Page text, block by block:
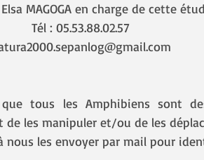
Elsa MAGOGA en charge de cette
Tél : 05.53.88.02.57
tous les Amphibiens sont
les manipuler et/ou de les
nous les envoyer par mail pour